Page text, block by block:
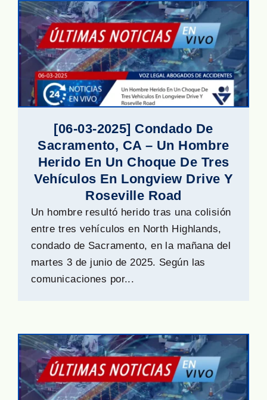
[06-03-2025] Condado De
Sacramento, CA – Un Hombre
Herido En Un Choque De Tres
Vehículos En Longview Drive Y
Roseville Road
Un hombre resultó herido tras una colisión
entre tres vehículos en North Highlands,
condado de Sacramento, en la mañana del
martes 3 de junio de 2025. Según las
comunicaciones por...